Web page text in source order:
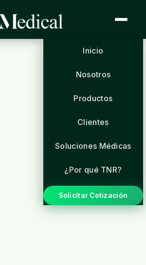
Inicio
Nosotros
Productos
Clientes
Soluciones Médicas
¿Por qué TNR?
Solicitar Cotización